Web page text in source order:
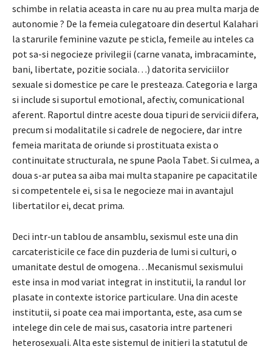
schimbe in relatia aceasta in care nu au prea multa marja de
autonomie ? De la femeia culegatoare din desertul Kalahari
la starurile feminine vazute pe sticla, femeile au inteles ca
pot sa-si negocieze privilegii (carne vanata, imbracaminte,
bani, libertate, pozitie sociala…) datorita serviciilor
sexuale si domestice pe care le presteaza. Categoria e larga
si include si suportul emotional, afectiv, comunicational
aferent. Raportul dintre aceste doua tipuri de servicii difera,
precum si modalitatile si cadrele de negociere, dar intre
femeia maritata de oriunde si prostituata exista o
continuitate structurala, ne spune Paola Tabet. Si culmea, a
doua s-ar putea sa aiba mai multa stapanire pe capacitatile
si competentele ei, si sa le negocieze mai in avantajul
libertatilor ei, decat prima.
Deci intr-un tablou de ansamblu, sexismul este una din
carcateristicile ce face din puzderia de lumi si culturi, o
umanitate destul de omogena…Mecanismul sexismului
este insa in mod variat integrat in institutii, la randul lor
plasate in contexte istorice particulare. Una din aceste
institutii, si poate cea mai importanta, este, asa cum se
intelege din cele de mai sus, casatoria intre parteneri
heterosexuali. Alta este sistemul de initieri la statutul de